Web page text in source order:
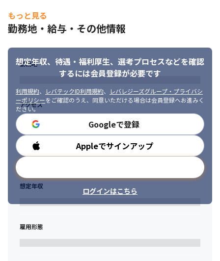
ーズを発見し素早く形にするサービスデザインを習得することが
できる環境です
・大規模サービス新規領域まで、一つの会社にいながら、色々な
サービスモデルとユーザーに価値を届ける経験値と達成感を得ら
れます
・ 企画段階からユーザーのニーズや課題を考え、要件定義から参
加していく風土があり、デザイナーが意志を持って働くことがで
きます
・マーケティング、プロモーションでの”伝わる”クリエイティブ
ワーク
※上記要件を満たしデザイン経営・組織戦略経験をお持ちの方
は、上級マネジメント職もご相談させていただきます
■ 求める人物像
・ユーザー視点を常に意識し、定性と定量の数値分析から課題発
見、解決策の提案ができる方
・常に新しいデザインやサービスモデルに対するアンテナを張り
巡らしている方
・自分のアウトプットに対する責任感がある方
・対人コミュニケーションスキルの高い方
・自ら率先し業務を推進できる方
・デザイン関連のイベントに積極的に参加している方
もっと見る
勤務地・給与・その他情報
想定年収、待遇・福利厚生、 選考プロセスなどを確認
するには会員登録が必要です
利用規約、 レバテックID利用規約、
レバレジーズグループ・プライバシ
ーポリシーをご確認のうえ、同意いただける場合は会員登録へお進みく
ださい。
Googleで登録
Appleでサインアップ
ログインはこちら
勤務地
アクセス
勤務時間
想定年収
雇用形態